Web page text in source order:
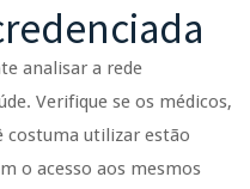
analisar a rede
Verifique se os médicos,
costuma utilizar estão
o acesso aos mesmos